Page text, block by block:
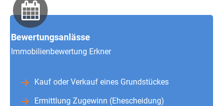
Bewertungsanlässe
Immobilienbewertung Erkner
Kauf oder Verkauf eines Grundstückes
Ermittlung Zugewinn (Ehescheidung)